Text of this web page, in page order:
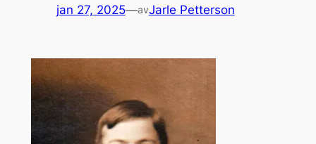
jan 27, 2025—avJarle Petterson